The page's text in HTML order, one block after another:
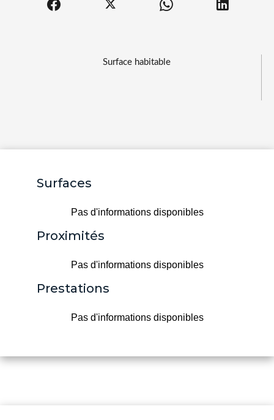
Surface habitable
Surfaces
Pas d'informations disponibles
Proximités
Pas d'informations disponibles
Prestations
Pas d'informations disponibles